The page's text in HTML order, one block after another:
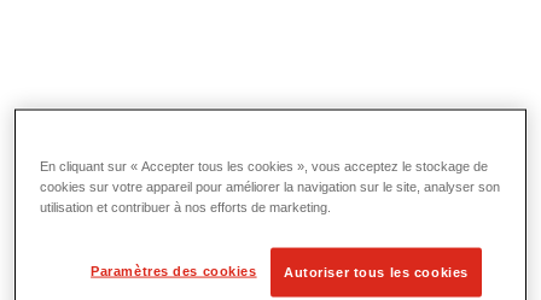
Outils utilitaires et d'électricien
En cliquant sur « Accepter tous les cookies », vous acceptez le stockage de
cookies sur votre appareil pour améliorer la navigation sur le site, analyser son
utilisation et contribuer à nos efforts de marketing.
Paramètres des cookies Autoriser tous les cookies